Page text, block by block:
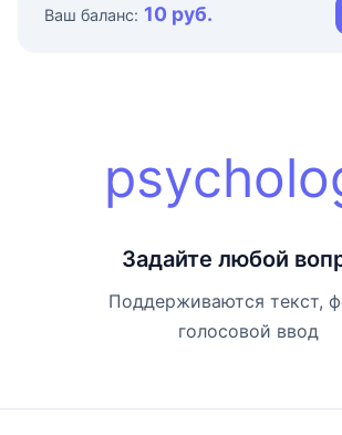
Ваш баланс: 10 руб.
Задайте любой
Поддерживаются текст,
голосовой ввод